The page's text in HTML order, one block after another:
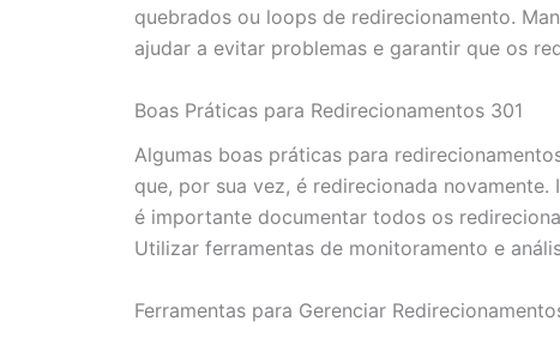
quebrados ou loops de redirecionamento.
ajudar a evitar problemas e garantir que os
Boas Práticas para Redirecionamentos 301
Algumas boas práticas para
que, por sua vez, é redirecionada
é importante documentar todos os
Utilizar ferramentas de monitoramento e
Ferramentas para Gerenciar